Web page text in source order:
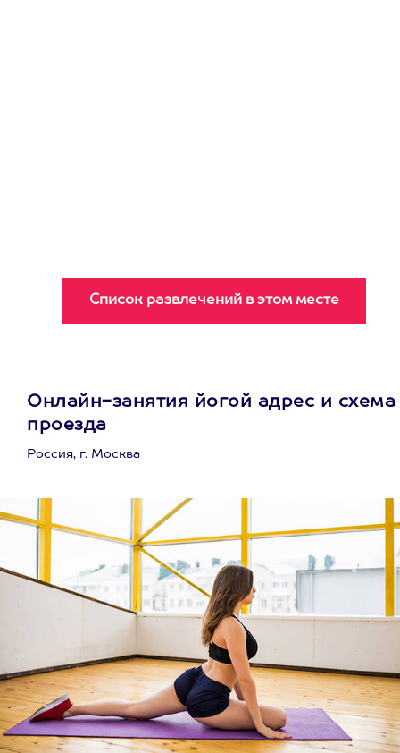
Онлайн-занятия йогой адрес и схема
проезда
Россия, г. Москва